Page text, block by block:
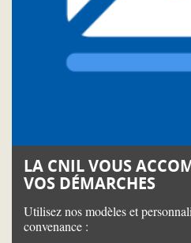
LA CNIL VOUS
VOS DÉMARCHES
Utilisez nos modèles et
convenance :